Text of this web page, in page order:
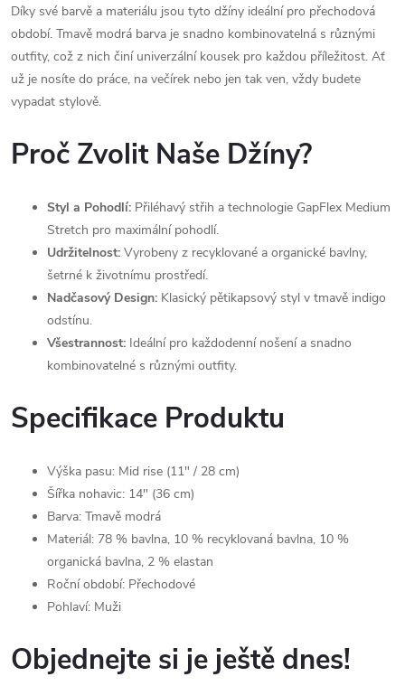
Díky své barvě a materiálu jsou tyto džíny ideální pro přechodová
období. Tmavě modrá barva je snadno kombinovatelná s různými
outfity, což z nich činí univerzální kousek pro každou příležitost. Ať
už je nosíte do práce, na večírek nebo jen tak ven, vždy budete
vypadat stylově.
Proč Zvolit Naše Džíny?
Styl a Pohodlí: Přiléhavý střih a technologie GapFlex Medium
Stretch pro maximální pohodlí.
Udržitelnost: Vyrobeny z recyklované a organické bavlny,
šetrné k životnímu prostředí.
Nadčasový Design: Klasický pětikapsový styl v tmavě indigo
odstínu.
Všestrannost: Ideální pro každodenní nošení a snadno
kombinovatelné s různými outfity.
Specifikace Produktu
Výška pasu: Mid rise (11" / 28 cm)
Šířka nohavic: 14" (36 cm)
Barva: Tmavě modrá
Materiál: 78 % bavlna, 10 % recyklovaná bavlna, 10 %
organická bavlna, 2 % elastan
Roční období: Přechodové
Pohlaví: Muži
Objednejte si je ještě dnes!